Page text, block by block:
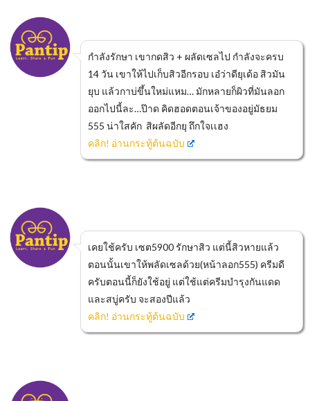
กำลังรักษา เขากดสิว + ผลัดเซลไป กำลังจะครบ
14 วัน เขาให้ไปเก็บสิวอีกรอบ เอ๋ว่าดียุเด้อ สิวมัน
ยุบ แล้วกาบ่ขึ้นใหม่แหม… มักหลายก็ผิวที่มันลอก
ออกไปนี้ละ…ป๊าด คิดฮอดตอนเจ้าของอยู่มัธยม
555 น่าใสคัก สิผลัดอีกยุ ถึกใจเเฮง
คลิก! อ่านกระทู้ต้นฉบับ
เคยใช้ครับ เซต5900 รักษาสิว แต่นี้สิวหายแล้ว
ตอนนั้นเขาให้พลัดเซลด้วย(หน้าลอก555) ครีมดี
ครับตอนนี้ก็ยังใช้อยู่ แต่ใช้แต่ครีมบำรุงกันแดด
และสบู่ครับ จะสองปีแล้ว
คลิก! อ่านกระทู้ต้นฉบับ